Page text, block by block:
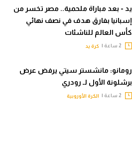
يد - بعد مباراة ملحمية.. مصر تخسر من
إسبانيا بفارق هدف في نصف نهائي
كأس العالم للناشئات
كرة يد
رومانو: مانشستر سيتي يرفض عرض
برشلونة الأول لـ رودري
الكرة الأوروبية